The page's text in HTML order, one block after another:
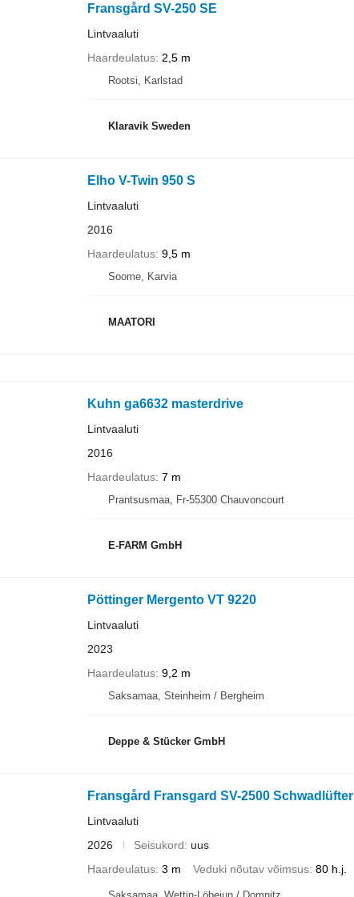
Fransgård SV-250 SE
Lintvaaluti
Haardeulatus 2,5 m
Rootsi, Karlstad
Klaravik Sweden
Elho V-Twin 950 S
Lintvaaluti
2016
Haardeulatus 9,5 m
Soome, Karvia
MAATORI
Kuhn ga6632 masterdrive
Lintvaaluti
2016
Haardeulatus 7 m
Prantsusmaa, Fr-55300 Chauvoncourt
E-FARM GmbH
Pöttinger Mergento VT 9220
Lintvaaluti
2023
Haardeulatus 9,2 m
Saksamaa, Steinheim / Bergheim
Deppe & Stücker GmbH
Fransgård Fransgard SV-2500 Schwadlüfter
Lintvaaluti
2026
Seisukord
uus
Haardeulatus 3 m Veduki nõutav võimsus 80 h.j.